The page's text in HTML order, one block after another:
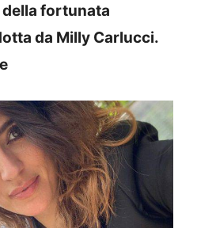
fortunata
da Milly Carlucci.